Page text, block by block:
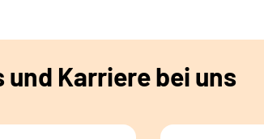
Karriere bei uns